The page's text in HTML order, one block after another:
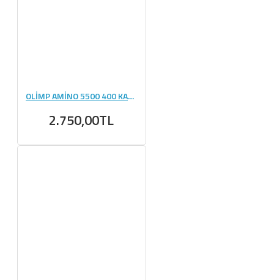
OLİMP AMİNO 5500 400 KAPSÜL
2.750,00TL